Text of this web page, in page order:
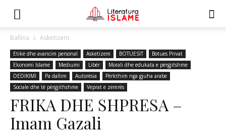
Ballina Asketizem
Etikë dhe avancim personal Asketizem BOTUESIT
Botues Privat
Ekonomi Islame
Mediumi Libër
Morali dhe edukata e përgjitshme
DEDIKIMI
Pa dallim Autorësia
Përkthim nga gjuha arabe
Sociale dhe të përgjithshme
Veprat e zemrës
FRIKA DHE SHPRESA –
Imam Gazali